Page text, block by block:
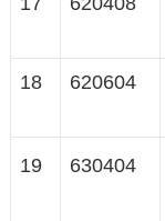
18 620604
19 630404